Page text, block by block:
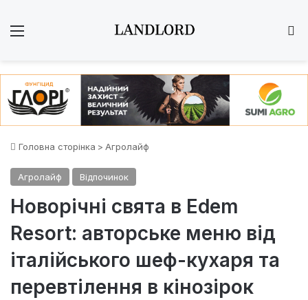
Головна сторінка > Агролайф
Агролайф Відпочинок
Новорічні свята в Edem
Resort: авторське меню від
італійського шеф-кухаря та
перевтілення в кінозірок